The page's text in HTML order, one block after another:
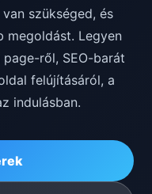
szükséged, és
megoldást. Legyen
ről, SEO-barát
felújításáról, a
indulásban.